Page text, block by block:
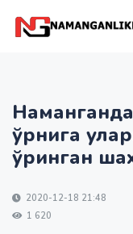
ўрнига
ўринган
2020-12-18 21:48
1 620